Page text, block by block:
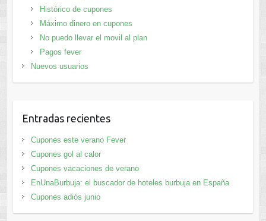
Histórico de cupones
Máximo dinero en cupones
No puedo llevar el movil al plan
Pagos fever
Nuevos usuarios
Entradas recientes
Cupones este verano Fever
Cupones gol al calor
Cupones vacaciones de verano
EnUnaBurbuja: el buscador de hoteles burbuja en España
Cupones adiós junio